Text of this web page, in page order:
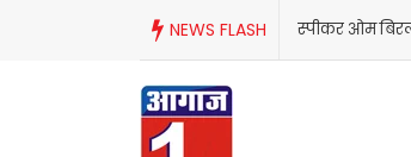
NEWS FLASH स्पीकर ओम